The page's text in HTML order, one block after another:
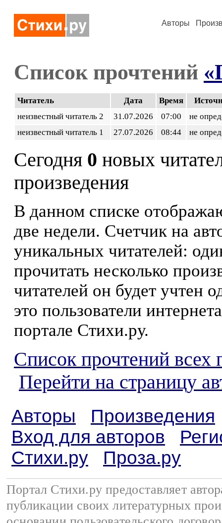
Авторы
Список прочтений
Читатель Дата Время
неизвестный читатель 2
31.07.2026 07:00
не
неизвестный читатель 1
27.07.2026 08:44 не
Сегодня 0 новых
произведения
В данном списке
две недели. Счетчик на
уникальных читателей:
прочитать несколько
читателей он будет учтен
это пользователи
портале Стихи.ру.
Список прочтений всех
Перейти на страницу
Авторы
Произведения
Вход для авторов
Стихи.ру
Проза.ру
Портал Стихи.ру предоставляет
публикации своих литературных